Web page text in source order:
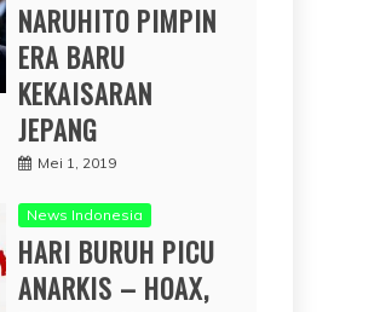
NARUHITO PIMPIN
ERA BARU
KEKAISARAN
JEPANG
Mei 1, 2019
News Indonesia
HARI BURUH PICU
ANARKIS – HOAX,